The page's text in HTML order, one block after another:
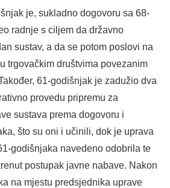
je, sukladno dogovoru sa 68-
radnje s ciljem da državno
sustav, a da se potom poslovi na
trgovačkim društvima povezanim
61-godišnjak je zadužio dva
provedu pripremu za
sustava prema dogovoru i
što su oni i učinili, dok je uprava
godišnjaka navedeno odobrila te
postupak javne nabave. Nakon
na mjestu predsjednika uprave